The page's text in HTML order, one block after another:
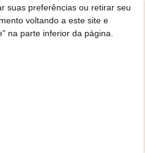
suas preferências ou retirar seu
voltando a este site e
na parte inferior da página.